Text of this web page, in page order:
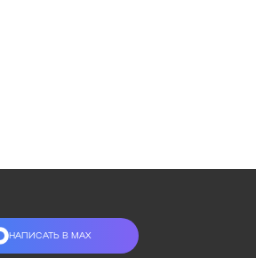
НАПИСАТЬ В МАХ